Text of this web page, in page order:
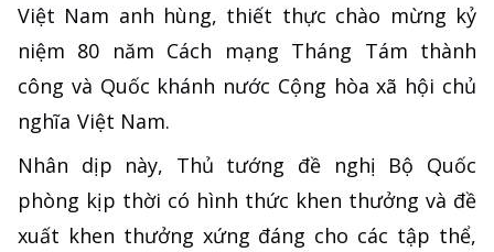
Việt Nam anh hùng, thiết thực chào mừng kỷ
niệm 80 năm Cách mạng Tháng Tám thành
công và Quốc khánh nước Cộng hòa xã hội chủ
nghĩa Việt Nam.
Nhân dịp này, Thủ tướng đề nghị Bộ Quốc
phòng kịp thời có hình thức khen thưởng và đề
xuất khen thưởng xứng đáng cho các tập thể,